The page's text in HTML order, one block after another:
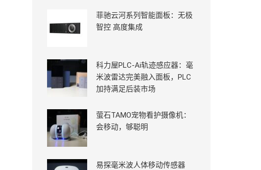
菲驰云河系列智能面板：无极
智控 高度集成
科力屋PLC-Ai轨迹感应器：毫
米波雷达完美融入面板，PLC
加持满足后装市场
萤石TAMO宠物看护摄像机：
会移动，够聪明
易探毫米波人体移动传感器